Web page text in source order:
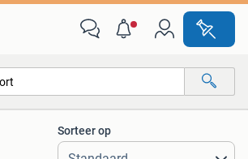
Alle afstanden…
Sorteer op